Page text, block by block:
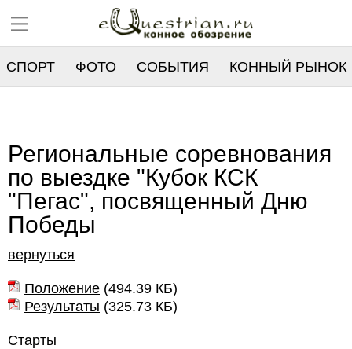
СПОРТ ФОТО СОБЫТИЯ КОННЫЙ РЫНОК
Региональные соревнования
по выездке "Кубок КСК
"Пегас", посвященный Дню
Победы
вернуться
Положение (494.39 КБ)
Результаты (325.73 КБ)
Старты